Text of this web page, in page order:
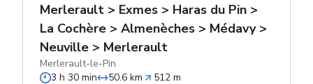
Merlerault > Exmes > Haras du Pin >
La Cochère > Almenèches > Médavy >
Neuville > Merlerault
Merlerault-le-Pin
3 h 30 min
50.6 km 512 m